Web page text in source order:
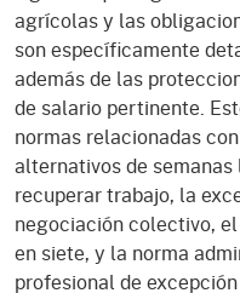
agrícolas y las
son específicamente
además de las
de salario pertinente.
normas relacionadas
alternativos de
recuperar trabajo, la
negociación colectivo,
en siete, y la norma
profesional de